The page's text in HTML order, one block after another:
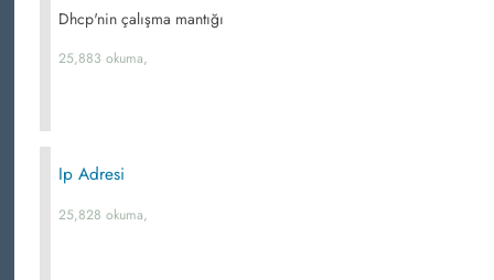
Dhcp'nin çalışma mantığı
25,883 okuma,
Ip Adresi
25,828 okuma,